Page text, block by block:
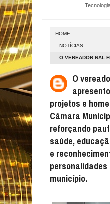
HOME
NOTÍCIAS.
O VEREADOR NAL
HOMENAGENS NA
GUARABIRA,
VOLTADAS À
INCLUSÃO SOCIAL
DE
MUNICÍPIO.
O
projetos e
Câmara
reforçando
saúde,
e
município.